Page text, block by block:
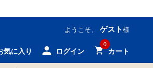
ようこそ、 ゲスト 様
気に入り ログイン
0
カート